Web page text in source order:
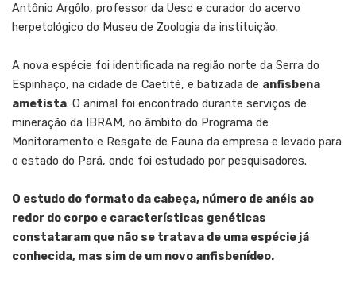
Antônio Argôlo, professor da Uesc e curador do acervo
herpetológico do Museu de Zoologia da instituição.
A nova espécie foi identificada na região norte da Serra do
Espinhaço, na cidade de Caetité, e batizada de anfisbena
ametista. O animal foi encontrado durante serviços de
mineração da IBRAM, no âmbito do Programa de
Monitoramento e Resgate de Fauna da empresa e levado para
o estado do Pará, onde foi estudado por pesquisadores.
O estudo do formato da cabeça, número de anéis ao
redor do corpo e características genéticas
constataram que não se tratava de uma espécie já
conhecida, mas sim de um novo anfisbenídeo.